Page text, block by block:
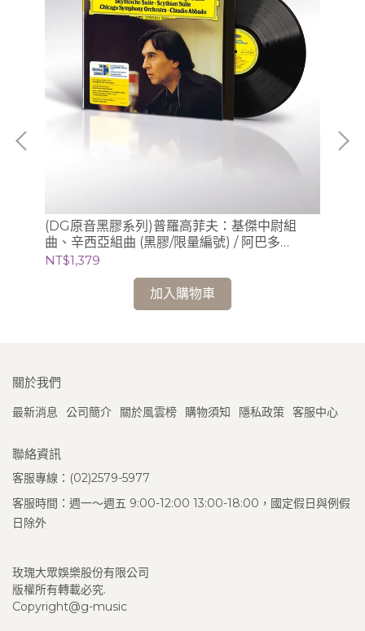
(DG原音黑膠系列)普羅高菲夫：基傑中尉組
曲、辛西亞組曲 (黑膠/限量編號) / 阿巴多
Claudio Abbado (指揮) 芝加哥交響樂團
NT$1,379
加入購物車
關於我們
最新消息 公司簡介 關於風雲榜 購物須知 隱私政策 客服中心
聯絡資訊
客服專線：(02)2579-5977
客服時間：週一～週五 9:00-12:00 13:00-18:00，國定假日與例假
日除外
玫瑰大眾娛樂股份有限公司
版權所有轉載必究.
Copyright@g-music